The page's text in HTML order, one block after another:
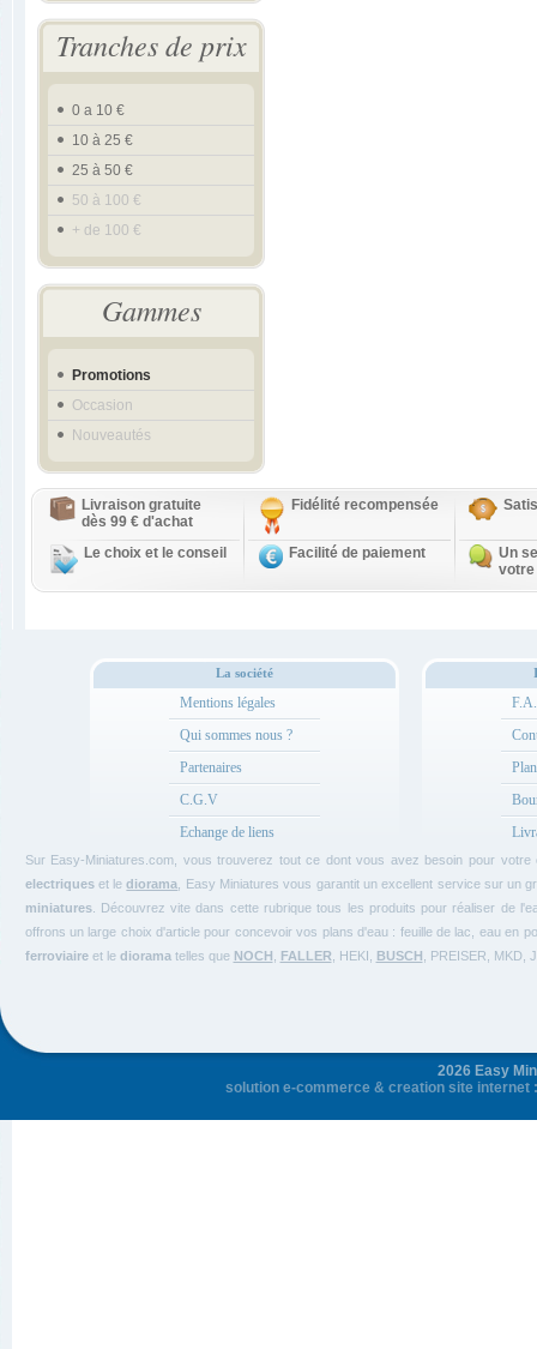
Tranches de prix
0 a 10 €
10 à 25 €
25 à 50 €
50 à 100 €
+ de 100 €
Gammes
Promotions
Occasion
Nouveautés
Livraison gratuite
dès 99 € d'achat
Fidélité recompensée
Le choix et le conseil Facilité de paiement
Un
votre
La société
Mentions légales
Qui sommes nous ?
Partenaires
C.G.V
Echange de liens
Sur Easy-Miniatures.com, vous trouverez tout ce dont vous avez besoin pour votre
electriqueset lediorama , Easy Miniatures vous garantit un excellent service sur
miniatures. Découvrez vite dans cette rubrique tous les produits pour réaliser de
offrons un large choix d'article pour concevoir vos plans d'eau : feuille de lac, eau en
ferroviaireet le dioramatelles que NOCH FALLER , HEKI, BUSCH , PREISER,
2026 Easy
solution e-commerce & creation site internet